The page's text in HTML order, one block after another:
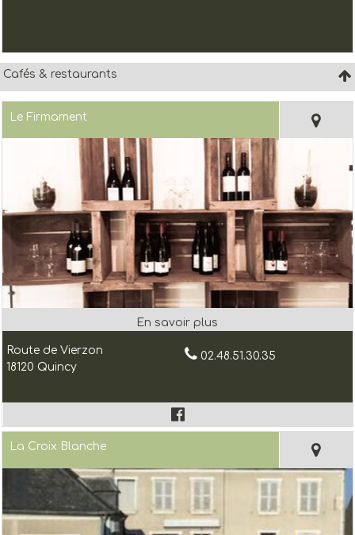
Cafés & restaurants
Le Firmament
Route de Vierzon
18120 Quincy
02.48.51.30.35
La Croix Blanche